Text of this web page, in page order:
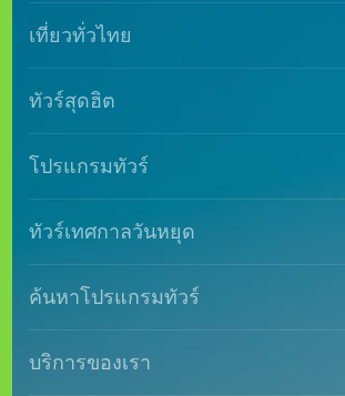
เที่ยวทั่วไทย
ทัวร์สุดฮิต
โปรแกรมทัวร์
ทัวร์เทศกาลวันหยุด
ค้นหาโปรแกรมทัวร์
บริการของเรา